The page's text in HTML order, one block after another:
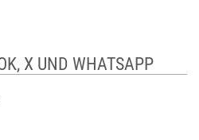
X UND WHATSAPP